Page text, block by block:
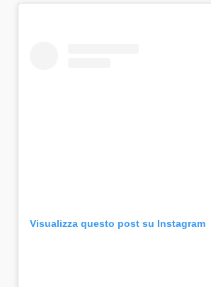
Visualizza questo post su Instagram